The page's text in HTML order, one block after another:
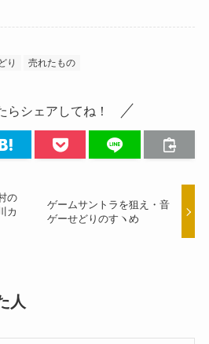
り 売れたもの
らシェアしてね！
の
カ
ゲームサントラを狙え・音
ゲーせどりのすヽめ
人